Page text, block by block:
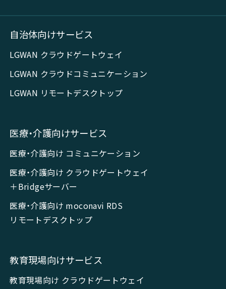
自治体向けサービス
LGWAN クラウドゲートウェイ
LGWAN クラウドコミュニケーション
LGWAN リモートデスクトップ
医療・介護向けサービス
医療・介護向け コミュニケーション
医療・介護向け クラウドゲートウェイ
＋Bridgeサーバー
医療・介護向け moconavi RDS
リモートデスクトップ
教育現場向けサービス
教育現場向け クラウドゲートウェイ